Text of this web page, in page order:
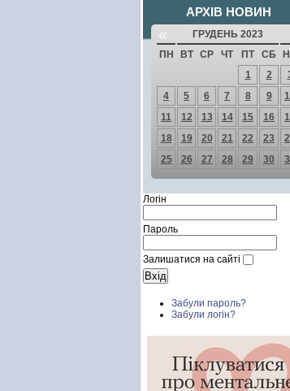
АРХІВ НОВИН
« ГРУДЕНЬ 2023
ПН ВТ СР ЧТ ПТ СБ
1
2
4
5 6 7 8 9
11
12 13 14 15 16
18
19 20 21 22 23
25
26 27 28 29 30
Логін
Пароль
Залишатися на сайті
Забули пароль?
Забули логін?